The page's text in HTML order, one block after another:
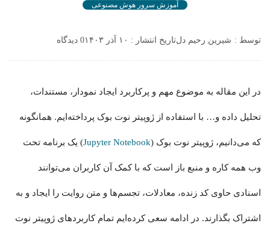
آموزش سرور هوش مصنوعی
توسط : شیرین رحیم دلتاریخ انتشار : ۱۰ آذر ۱۴۰۳ 0 دیدگاه
در این مقاله به موضوع مهم و پرکاربرد ایجاد نمودار، مستندات،
تحلیل داده و… با استفاده از ژوپیتر نوت بوک پرداخته‌ایم. همانگونه
که می‌دانیم، ژوپیتر نوت بوک (Jupyter Notebook) یک برنامه تحت
وب همه کاره و منبع باز است که با کمک آن کاربران می‌توانند
اسنادی حاوی کد زنده، معادلات، تجسم‌ها و متن روایت را ایجاد و به
اشتراک بگذارند. در ادامه سعی کرده‌ایم تمام کاربردهای ژوپیتر نوت